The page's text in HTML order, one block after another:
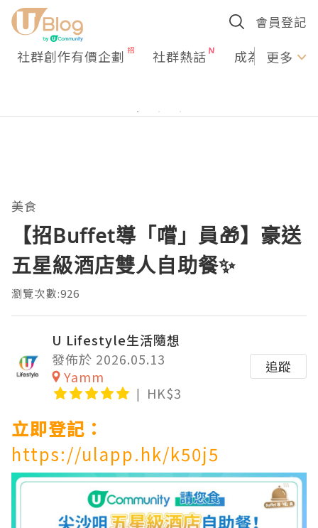
會員登記
社群創作有價企劃 社群熱話 成為U更多
美食
【招Buffet導「嚐」員🎁】豪送
五星級酒店雙人自助餐✨
瀏覽次數:926
U Lifestyle生活隨想
發佈於 2026.05.13
Yamm
HK$3
追蹤
立即登記：
https://ulapp.hk/k50j5